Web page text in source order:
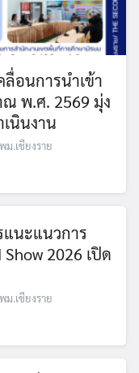
อนการนำเข้า
พ.ศ. 2569 มุ่ง
นินงาน
.เชียงราย
แนะแนวการ
2026 เปิด
.เชียงราย